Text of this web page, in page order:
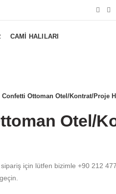
CAMI HALILARI
Confetti Ottoman Otel/Kontrat/Proje
Otel/
için lütfen bizimle +90 212